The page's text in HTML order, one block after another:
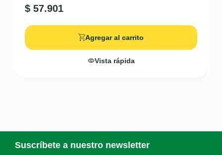
$ 57.901
Agregar al carrito
Vista rápida
Suscríbete a nuestro newsletter